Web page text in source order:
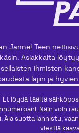
Janne! Teen
Asiakkaita
ihmisten
lajiin ja
Et löydä täältä
Näin voin
Älä suotta lannistu,
viestiä